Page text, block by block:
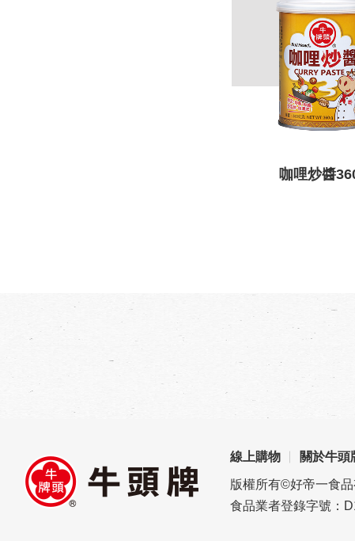
咖哩炒醬
線上購物 關於牛頭
版權所有©好帝一食品
食品業者登錄字號：